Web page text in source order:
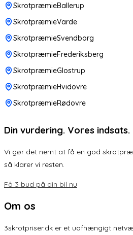
SkrotpræmieBallerup
SkrotpræmieVarde
SkrotpræmieSvendborg
SkrotpræmieFrederiksberg
SkrotpræmieGlostrup
SkrotpræmieHvidovre
SkrotpræmieRødovre
Din vurdering. Vores indsats.
Vi gør det nemt at få en god
så klarer vi resten.
Få 3 bud på din bil nu
Om os
3skrotpriser.dk er et uafhængigt